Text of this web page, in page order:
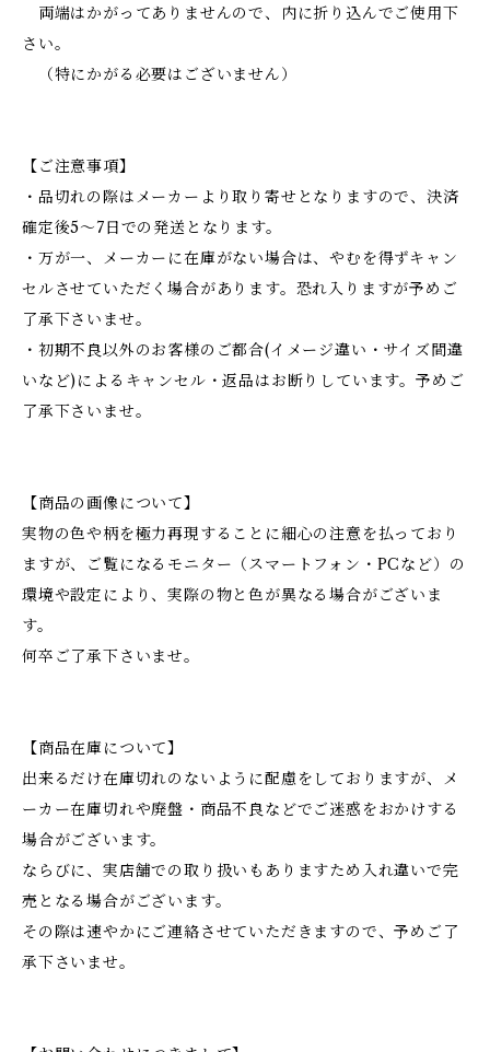
両端はかがってありませんので、内に折り込んでご使用下
さい。
（特にかがる必要はございません）
【ご注意事項】
・品切れの際はメーカーより取り寄せとなりますので、決済
確定後5～7日での発送となります。
・万が一、メーカーに在庫がない場合は、やむを得ずキャン
セルさせていただく場合があります。恐れ入りますが予めご
了承下さいませ。
・初期不良以外のお客様のご都合(イメージ違い・サイズ間違
いなど)によるキャンセル・返品はお断りしています。予めご
了承下さいませ。
【商品の画像について】
実物の色や柄を極力再現することに細心の注意を払っており
ますが、ご覧になるモニター（スマートフォン・PCなど）の
環境や設定により、実際の物と色が異なる場合がございま
す。
何卒ご了承下さいませ。
【商品在庫について】
出来るだけ在庫切れのないように配慮をしておりますが、メ
ーカー在庫切れや廃盤・商品不良などでご迷惑をおかけする
場合がございます。
ならびに、実店舗での取り扱いもありますため入れ違いで完
売となる場合がございます。
その際は速やかにご連絡させていただきますので、予めご了
承下さいませ。